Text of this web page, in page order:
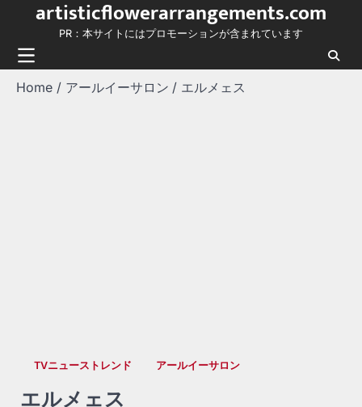
content
artisticflowerarrangements.com
PR：本サイトにはプロモーションが含まれています
Home アールイーサロン エルメェス
TVニューストレンド アールイーサロン
エルメェス